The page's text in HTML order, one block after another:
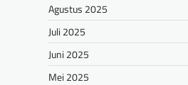
Agustus 2025
Juli 2025
Juni 2025
Mei 2025